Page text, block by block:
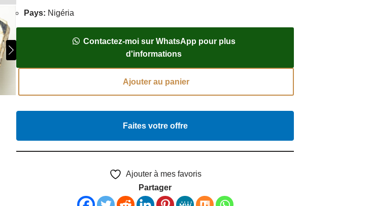
Pays: Nigéria
Contactez-moi sur WhatsApp pour plus
d'informations
Ajouter au panier
Faites votre offre
Ajouter à mes favoris
Partager